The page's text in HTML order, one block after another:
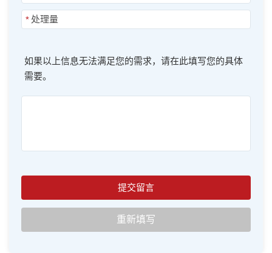
*
如果以上信息无法满足您的需求，请在此填写您的具体
需要。